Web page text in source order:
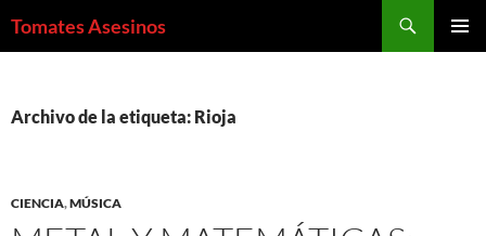
Tomates Asesinos
Archivo de la etiqueta: Rioja
CIENCIA,MÚSICA